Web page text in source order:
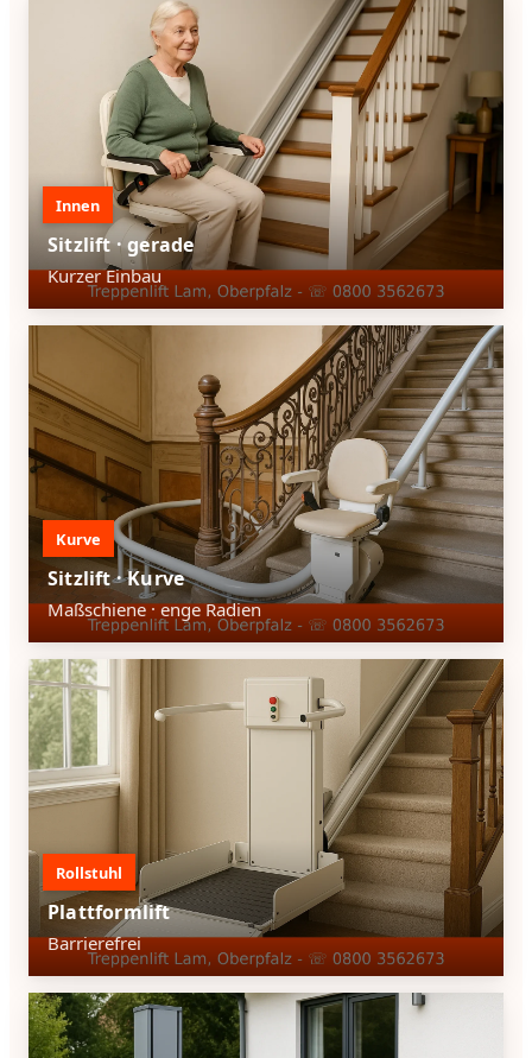
Innen
Sitzlift · gerade
Kurzer Einbau
Kurve
Sitzlift · Kurve
Maßschiene · enge Radien
Rollstuhl
Plattformlift
Barrierefrei